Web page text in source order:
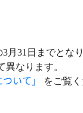
31日までとなり
なります。
いて」 をご覧く